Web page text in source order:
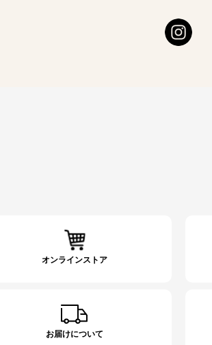
オンラインストア
お届けについて